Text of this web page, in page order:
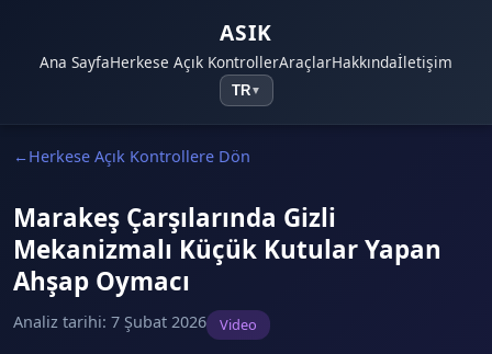
ASIK
Ana SayfaHerkese Açık KontrollerAraçlarHakkındaİletişim
TR▼
Herkese Açık Kontrollere Dön
Marakeş Çarşılarında Gizli
Mekanizmalı Küçük Kutular Yapan
Ahşap Oymacı
Analiz tarihi: 7 Şubat 2026 Video